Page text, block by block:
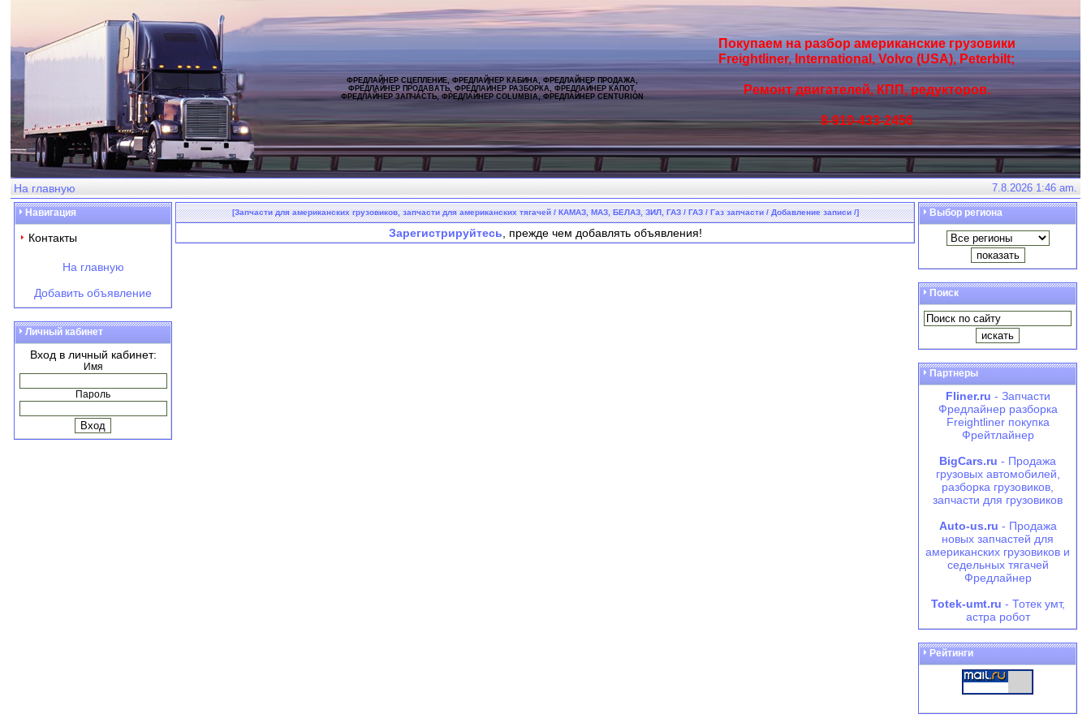
ФРЕДЛАЙНЕР СЦЕПЛЕНИЕ, ФРЕДЛАЙНЕР КАБИНА, ФРЕДЛАЙНЕР ПРОДАЖА,
ФРЕДЛАЙНЕР ПРОДАВАТЬ, ФРЕДЛАЙНЕР РАЗБОРКА, ФРЕДЛАЙНЕР КАПОТ,
ФРЕДЛАЙНЕР ЗАПЧАСТЬ, ФРЕДЛАЙНЕР COLUMBIA, ФРЕДЛАЙНЕР CENTURION
Покупаем на разбор американские грузовики
Freightliner, International, Volvo (USA), Peterbilt;
Ремонт двигателей, КПП, редукторов.
8-910-433-2456
На главную 7.8.2026 1:46 am.
Навигация
Контакты
На главную
Добавить объявление
Личный кабинет
Вход в личный кабинет:
Имя
Пароль
[Запчасти для американских грузовиков, запчасти для американских тягачей / КАМАЗ, МАЗ, БЕЛАЗ, ЗИЛ, ГАЗ / ГАЗ / Газ запчасти / Добавление записи /]
Зарегистрируйтесь , прежде чем добавлять объявления!
Выбор региона
Поиск
Партнеры
Fliner.ru - Запчасти
Фредлайнер разборка
Freightliner покупка
Фрейтлайнер
BigCars.ru - Продажа
грузовых автомобилей,
разборка грузовиков,
запчасти для грузовиков
Auto-us.ru - Продажа
новых запчастей для
американских грузовиков и
седельных тягачей
Фредлайнер
Totek-umt.ru - Тотек умт,
астра робот
Рейтинги